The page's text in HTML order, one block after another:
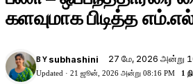
களவுமாக பிடித்த
BY subhashini 27 மே, 2026 அன்று
Updated · 21 ஜூன், 2026 அன்று 08:16 PM 1